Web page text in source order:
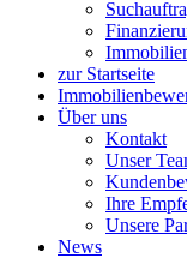
zur Startseite
Über uns
Kontakt
Unser
Ihre
Unsere
News